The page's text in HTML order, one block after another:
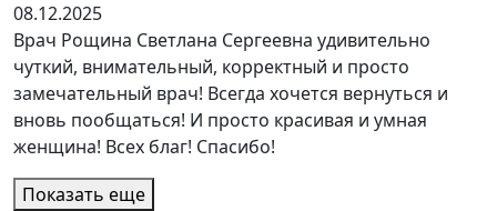
08.12.2025
Врач Рощина Светлана Сергеевна удивительно
чуткий, внимательный, корректный и просто
замечательный врач! Всегда хочется вернуться и
вновь пообщаться! И просто красивая и умная
женщина! Всех благ! Спасибо!
Показать еще